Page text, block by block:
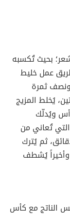
بحيث تُكسبه
عمل خليط
ثمرة
يُخلط المزيج
ويُدلّك
تُعاني من
ثم يُترك
وأخيراً يُشطف
الناتج مع كأس